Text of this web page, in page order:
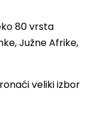
80 vrsta
Južne Afrike,
veliki izbor